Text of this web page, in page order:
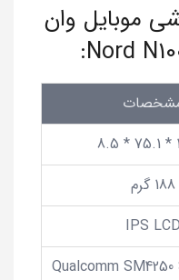
موبایل وان
188 گرم
IPS LCD
Qualcomm